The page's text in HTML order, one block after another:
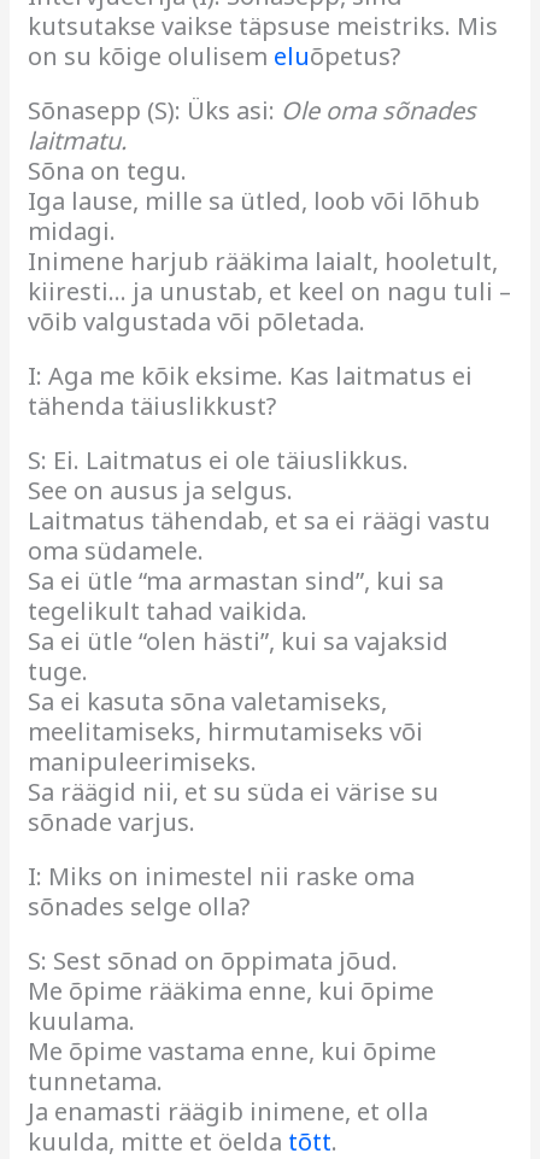
kutsutakse vaikse täpsuse meistriks. Mis
on su kõige olulisem eluõpetus?
Sõnasepp (S): Üks asi: Ole oma sõnades
laitmatu.
Sõna on tegu.
Iga lause, mille sa ütled, loob või lõhub
midagi.
Inimene harjub rääkima laialt, hooletult,
kiiresti… ja unustab, et keel on nagu tuli –
võib valgustada või põletada.
I: Aga me kõik eksime. Kas laitmatus ei
tähenda täiuslikkust?
S: Ei. Laitmatus ei ole täiuslikkus.
See on ausus ja selgus.
Laitmatus tähendab, et sa ei räägi vastu
oma südamele.
Sa ei ütle “ma armastan sind”, kui sa
tegelikult tahad vaikida.
Sa ei ütle “olen hästi”, kui sa vajaksid
tuge.
Sa ei kasuta sõna valetamiseks,
meelitamiseks, hirmutamiseks või
manipuleerimiseks.
Sa räägid nii, et su süda ei värise su
sõnade varjus.
I: Miks on inimestel nii raske oma
sõnades selge olla?
S: Sest sõnad on õppimata jõud.
Me õpime rääkima enne, kui õpime
kuulama.
Me õpime vastama enne, kui õpime
tunnetama.
Ja enamasti räägib inimene, et olla
kuulda, mitte et öelda tõtt.